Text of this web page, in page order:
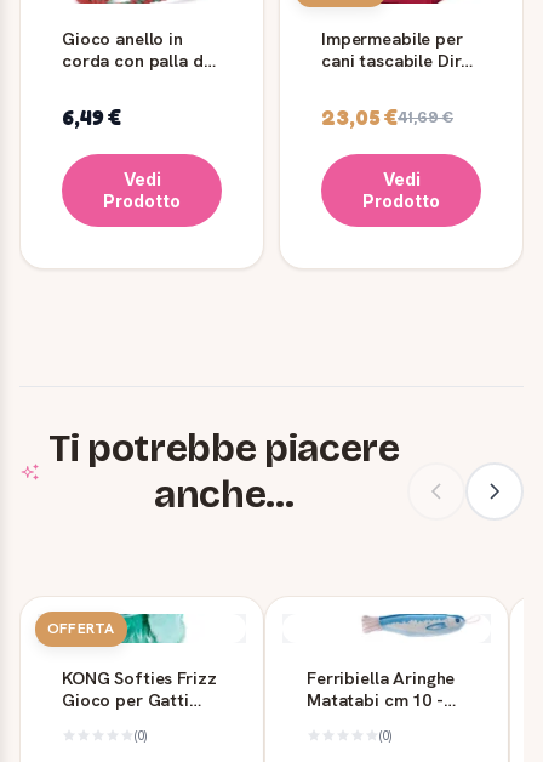
Gioco anello in
corda con palla da
6,49 €
Vedi
Prodotto
Impermeabile per
cani tascabile Diran
23,05 €41,69 €
Vedi
Prodotto
Ti potrebbe piacere
anche...
OFFERTA
KONG Softies Frizz
Gioco per Gatti
(0)
Ferribiella Aringhe
Matatabi cm 10 -
per il Tuo Gatto
(0)